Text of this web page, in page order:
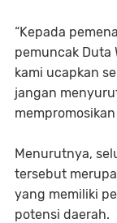
“Kepada
pemuncak Duta
kami ucapkan
jangan
Menurutnya,
tersebut
yang memiliki
potensi daerah.